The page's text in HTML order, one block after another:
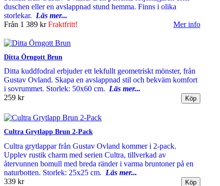
duschen eller en avslappnad stund hemma. Finns i olika
storlekar. Läs mer...
Från 1 389 krFraktfritt! Mer info
Ditta Örngott Brun
Ditta kuddfodral erbjuder ett lekfullt geometriskt mönster, från
Gustav Ovland. Skapa en avslappnad stil och bekväm komfort
i sovrummet. Storlek: 50x60 cm. Läs mer...
259 kr
Cultra Grytlapp Brun 2-Pack
Cultra grytlappar från Gustav Ovland kommer i 2-pack.
Upplev rustik charm med serien Cultra, tillverkad av
återvunnen bomull med breda ränder i varma bruntoner på en
naturbotten. Storlek: 25x25 cm. Läs mer...
339 kr